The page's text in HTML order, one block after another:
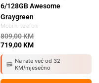
Mobilni telefoni
6/128GB Awesome
Graygreen
809,00KM
719,00KM
Na rate već od 32
KM/mjesečno